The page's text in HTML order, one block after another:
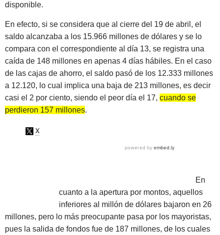
disponible.
En efecto, si se considera que al cierre del 19 de abril, el
saldo alcanzaba a los 15.966 millones de dólares y se lo
compara con el correspondiente al día 13, se registra una
caída de 148 millones en apenas 4 días hábiles. En el caso
de las cajas de ahorro, el saldo pasó de los 12.333 millones
a 12.120, lo cual implica una baja de 213 millones, es decir
casi el 2 por ciento, siendo el peor día el 17, cuando se
perdieron 157 millones.
En
cuanto a la apertura por montos, aquellos
inferiores al millón de dólares bajaron en 26
millones, pero lo más preocupante pasa por los mayoristas,
pues la salida de fondos fue de 187 millones, de los cuales